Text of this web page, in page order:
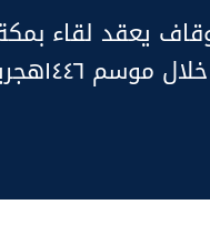
يعقد لقاء
١٤٤٦هجرية